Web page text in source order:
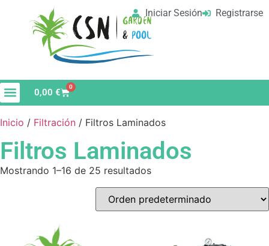
Iniciar Sesión Registrarse
0,00 €
0
Inicio / Filtración / Filtros Laminados
Filtros Laminados
Mostrando 1–16 de 25 resultados